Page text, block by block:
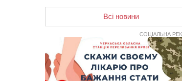
вулицях
збільшилась уп’ятеро з початку
повномасштабної війни
10:15
У Черкасах водій Audi Q5
спричинив аварію, не
інший кросовер
Всі новини
СОЦІАЛЬНА